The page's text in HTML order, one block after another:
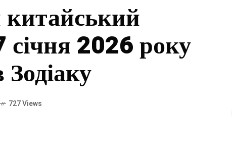
січня 2026 року
Зодіаку
727 Views